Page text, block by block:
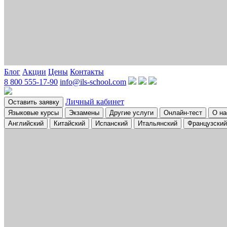
Блог Акции Цены Контакты
8 800 555-17-90 info@ils-school.com
Оставить заявку Личный кабинет
Языковые курсы Экзамены Другие услуги Онлайн-тест
О
Английский
Китайский Испанский Итальянский Французский